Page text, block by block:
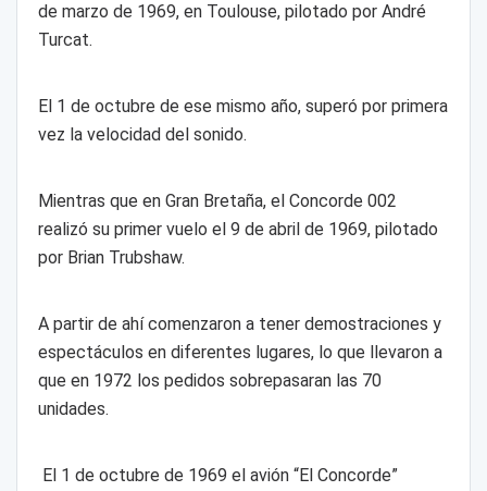
de marzo de 1969, en Toulouse, pilotado por André
Turcat.
El 1 de octubre de ese mismo año, superó por primera
vez la velocidad del sonido.
Mientras que en Gran Bretaña, el Concorde 002
realizó su primer vuelo el 9 de abril de 1969, pilotado
por Brian Trubshaw.
A partir de ahí comenzaron a tener demostraciones y
espectáculos en diferentes lugares, lo que llevaron a
que en 1972 los pedidos sobrepasaran las 70
unidades.
El 1 de octubre de 1969 el avión “El Concorde”